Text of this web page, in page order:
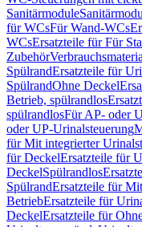
Sanitärmodule
für WCsFür Wand-WCs
WCsErsatzteile für Für
Zubehör
SpülrandErsatzteile für
SpülrandOhne Deckel
Betrieb, spülrandlos
spülrandlosFür AP- oder
oder UP-Urinalsteuerung
für Mit integrierter
für DeckelErsatzteile für
DeckelSpülrandlos
SpülrandErsatzteile für
BetriebErsatzteile für
DeckelErsatzteile für